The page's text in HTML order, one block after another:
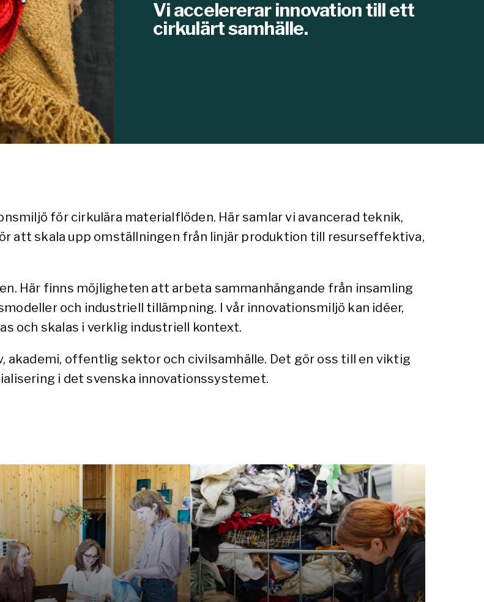
Vi accelererar innovation till ett
cirkulärt samhälle.
för cirkulära materialflöden. Här samlar vi avancerad teknik,
att skala upp omställningen från linjär produktion till resurseffektiva,
Här finns möjligheten att arbeta sammanhängande från insamling
och industriell tillämpning. I vår innovationsmiljö kan idéer,
och skalas i verklig industriell kontext.
akademi, offentlig sektor och civilsamhälle. Det gör oss till en viktig
i det svenska innovationssystemet.